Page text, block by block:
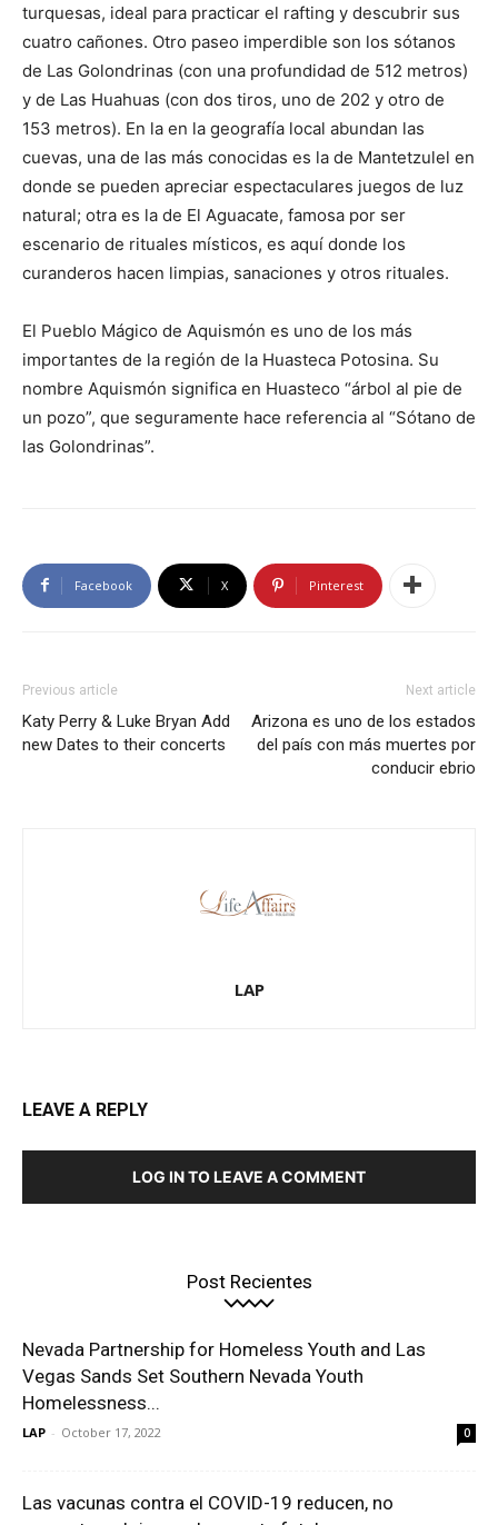
turquesas, ideal para practicar el rafting y descubrir sus
cuatro cañones. Otro paseo imperdible son los sótanos
de Las Golondrinas (con una profundidad de 512 metros)
y de Las Huahuas (con dos tiros, uno de 202 y otro de
153 metros). En la en la geografía local abundan las
cuevas, una de las más conocidas es la de Mantetzulel en
donde se pueden apreciar espectaculares juegos de luz
natural; otra es la de El Aguacate, famosa por ser
escenario de rituales místicos, es aquí donde los
curanderos hacen limpias, sanaciones y otros rituales.
El Pueblo Mágico de Aquismón es uno de los más
importantes de la región de la Huasteca Potosina. Su
nombre Aquismón significa en Huasteco “árbol al pie de
un pozo”, que seguramente hace referencia al “Sótano de
las Golondrinas”.
Facebook X Pinterest
Previous article
Katy Perry & Luke Bryan Add
new Dates to their concerts
Next article
Arizona es uno de los estados
del país con más muertes por
conducir ebrio
LAP
LEAVE A REPLY
LOG IN TO LEAVE A COMMENT
Post Recientes
Nevada Partnership for Homeless Youth and Las
Vegas Sands Set Southern Nevada Youth
Homelessness...
LAP - October 17, 2022 0
Las vacunas contra el COVID-19 reducen, no